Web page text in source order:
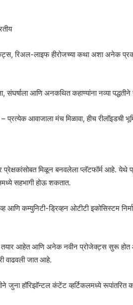
रिअल-लाइफ हीरोजच्या कथा अशा अनेक
संघर्षाला आणि अनकथित कहाण्यांना नव्या
– प्रत्येक आवाजाला मंच मिळावा, हीच रीलॉइडची
तर प्रेक्षकांसोबत मिळून बनवलेला प्लॅटफॉर्म
सहभागी होऊ शकतात.
आणि कम्युनिटी-ड्रिव्हन ओटीटी इकोसिस्टम
तयार आहेत आणि अनेक नवीन प्रोजेक्ट्स सुरू
वाढवली जात आहे.
जुना हॉरिझॉन्टल कंटेंट व्हर्टिकलमध्ये